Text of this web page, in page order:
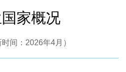
家概况
时间：2026年4月）